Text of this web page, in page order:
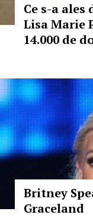
Ce s-a
Lisa Marie
14.000 de
Britney
Graceland